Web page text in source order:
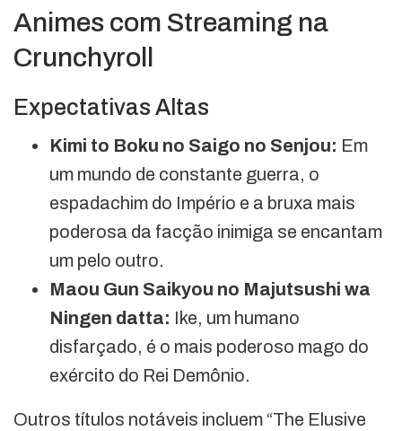
Animes com Streaming na
Crunchyroll
Expectativas Altas
Kimi to Boku no Saigo no Senjou: Em
um mundo de constante guerra, o
espadachim do Império e a bruxa mais
poderosa da facção inimiga se encantam
um pelo outro.
Maou Gun Saikyou no Majutsushi wa
Ningen datta: Ike, um humano
disfarçado, é o mais poderoso mago do
exército do Rei Demônio.
Outros títulos notáveis incluem “The Elusive